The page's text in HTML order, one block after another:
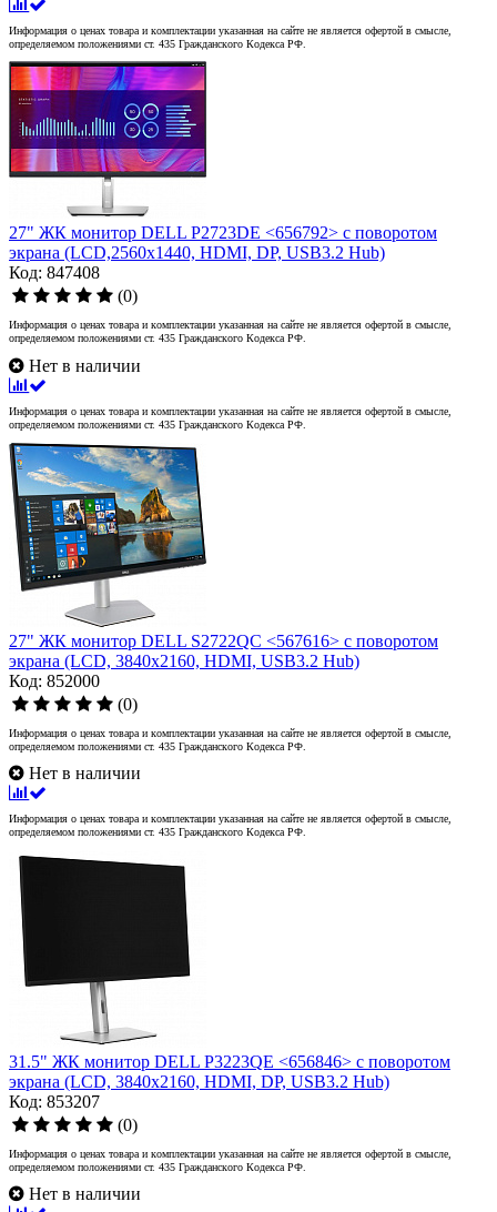
Информация о ценах товара и комплектации указанная на сайте не является офертой в смысле,
определяемом положениями ст. 435 Гражданского Кодекса РФ.
27" ЖК монитор DELL P2723DE <656792> с поворотом
экрана (LCD,2560x1440, HDMI, DP, USB3.2 Hub)
Код: 847408
(0)
Информация о ценах товара и комплектации указанная на сайте не является офертой в смысле,
определяемом положениями ст. 435 Гражданского Кодекса РФ.
Нет в наличии
Информация о ценах товара и комплектации указанная на сайте не является офертой в смысле,
определяемом положениями ст. 435 Гражданского Кодекса РФ.
27" ЖК монитор DELL S2722QC <567616> с поворотом
экрана (LCD, 3840x2160, HDMI, USB3.2 Hub)
Код: 852000
(0)
Информация о ценах товара и комплектации указанная на сайте не является офертой в смысле,
определяемом положениями ст. 435 Гражданского Кодекса РФ.
Нет в наличии
Информация о ценах товара и комплектации указанная на сайте не является офертой в смысле,
определяемом положениями ст. 435 Гражданского Кодекса РФ.
31.5" ЖК монитор DELL P3223QE <656846> с поворотом
экрана (LCD, 3840x2160, HDMI, DP, USB3.2 Hub)
Код: 853207
(0)
Информация о ценах товара и комплектации указанная на сайте не является офертой в смысле,
определяемом положениями ст. 435 Гражданского Кодекса РФ.
Нет в наличии